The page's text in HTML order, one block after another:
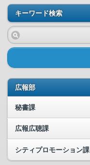
キーワード検索
広報部
秘書課
広報広聴課
シティプロモーション課